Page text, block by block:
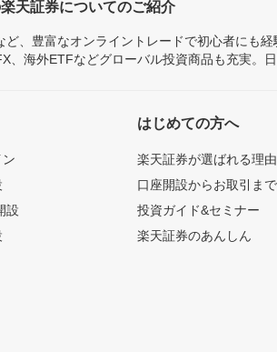
天証券についてのご紹介
ど、豊富なオンライントレードで初心者にも
、海外ETFなどグローバル投資商品も充実。
設
はじめての方へ
楽天証券が選ばれる理由
口座開設からお取引ま
投資ガイド&セミナー
楽天証券のあんしん